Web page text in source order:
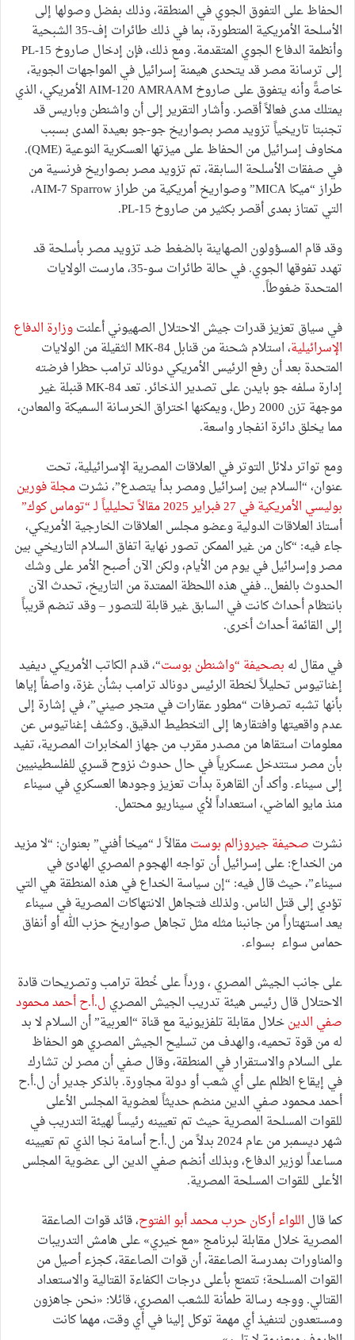
الحفاظ على التفوق الجوي في المنطقة، وذلك بفضل وصولها إلى
الأسلحة الأمريكية المتطورة، بما في ذلك طائرات إف-35 الشبحية
وأنظمة الدفاع الجوي المتقدمة. ومع ذلك، فإن إدخال صاروخ PL-15
إلى ترسانة مصر قد يتحدى هيمنة إسرائيل في المواجهات الجوية،
خاصةً وأنه يتفوق على صاروخ AIM-120 AMRAAM الأمريكي، الذي
يمتلك مدى فعالاً أقصر. وأشار التقرير إلى أن واشنطن وباريس قد
تجنبتا تاريخياً تزويد مصر بصواريخ جو-جو بعيدة المدى بسبب
مخاوف إسرائيل من الحفاظ على ميزتها العسكرية النوعية (QME).
في صفقات الأسلحة السابقة، تم تزويد مصر بصواريخ فرنسية من
طراز “ميكا MICA” وصواريخ أمريكية من طراز AIM-7 Sparrow،
التي تمتاز بمدى أقصر بكثير من صاروخ PL-15.
وقد قام المسؤولون الصهاينة بالضغط ضد تزويد مصر بأسلحة قد
تهدد تفوقها الجوي. في حالة طائرات سو-35، مارست الولايات
المتحدة ضغوطاً.
في سياق تعزيز قدرات جيش الاحتلال الصهيوني أعلنتوزارة الدفاع
الإسرائيلية
، استلام شحنة من قنابل MK-84 الثقيلة من الولايات
المتحدة بعد أن رفع الرئيس الأمريكي دونالد ترامب حظرا فرضته
إدارة سلفه جو بايدن على تصدير الذخائر. تعد MK-84 قنبلة غير
موجهة تزن 2000 رطل، ويمكنها اختراق الخرسانة السميكة والمعادن،
مما يخلق دائرة انفجار واسعة.
ومع تواتر دلائل التوتر في العلاقات المصرية الإسرائيلية، تحت
عنوان، “السلام بين إسرائيل ومصر بدأ يتصدع”، نشرتمجلة فورين
بوليسي الأمريكية في 27 فبراير 2025 مقالاً تحليلياً لـ “توماس كوك”
أستاذ العلاقات الدولية وعضو مجلس العلاقات الخارجية الأمريكي،
جاء فيه: “كان من غير الممكن تصور نهاية اتفاق السلام التاريخي بين
مصر وإسرائيل في يوم من الأيام، ولكن الآن أصبح الأمر على وشك
الحدوث بالفعل.. ففي هذه اللحظة الممتدة من التاريخ، تحدث الآن
بانتظام أحداث كانت في السابق غير قابلة للتصور – وقد تنضم قريباً
إلى القائمة أحداث أخرى.
في مقال له بصحيفة “واشنطن بوست“، قدم الكاتب الأمريكي ديفيد
إغناتيوس تحليلاً لخطة الرئيس دونالد ترامب بشأن غزة، واصفاً إياها
بأنها تشبه تصرفات “مطور عقارات في متجر صيني”، في إشارة إلى
عدم واقعيتها وافتقارها إلى التخطيط الدقيق. وكشف إغناتيوس عن
معلومات استقاها من مصدر مقرب من جهاز المخابرات المصرية، تفيد
بأن مصر ستتدخل عسكرياً في حال حدوث نزوح قسري للفلسطينيين
إلى سيناء. وأكد أن القاهرة بدأت تعزيز وجودها العسكري في سيناء
منذ مايو الماضي، استعداداً لأي سيناريو محتمل.
نشرت صحيفة جيروزالم بوستمقالاً لـ “ميخا أفني” بعنوان: “لا مزيد
من الخداع: على إسرائيل أن تواجه الهجوم المصري الهادئ في
سيناء”، حيث قال فيه: “إن سياسة الخداع في هذه المنطقة هي التي
تؤدي إلى قتل الناس. ولذلك فتجاهل الانتهاكات المصرية في سيناء
يعد استهتاراً من جانبنا مثله مثل تجاهل صواريخ حزب الله أو أنفاق
حماس سواء بسواء.
على جانب الجيش المصري ، ورداً على خُطة ترامب وتصريحات قادة
الاحتلال قال رئيس هيئة تدريب الجيش المصري ل.أ.ح أحمد محمود
صفي الدينخلال مقابلة تلفزيونية مع قناة “العربية” أن السلام لا بد
له من قوة تحميه، والهدف من تسليح الجيش المصري هو الحفاظ
على السلام والاستقرار في المنطقة، وقال صفي أن مصر لن تشارك
في إيقاع الظلم على أي شعب أو دولة مجاورة. بالذكر جدير أن ل.أ.ح
أحمد محمود صفي الدين منضم حديثاً لعضوية المجلس الأعلى
للقوات المسلحة المصرية حيث تم تعيينه رئيساً لهيئة التدريب في
شهر ديسمبر من عام 2024 بدلاً من ل.أ.ح أسامة نجا الذي تم تعيينه
مساعداً لوزير الدفاع، وبذلك أنضم صفي الدين الى عضوية المجلس
الأعلى للقوات المسلحة المصرية.
كما قال اللواء أركان حرب محمد أبو الفتوح، قائد قوات الصاعقة
المصرية خلال مقابلة لبرنامج «مع خيري» على هامش التدريبات
والمناورات بمدرسة الصاعقة، أن قوات الصاعقة، كجزء أصيل من
القوات المسلحة؛ تتمتع بأعلى درجات الكفاءة القتالية والاستعداد
القتالي. ووجه رسالة طمأنة للشعب المصري، قائلا: «نحن جاهزون
ومستعدون لتنفيذ أي مهمة توكل إلينا في أي وقت، مهما كانت